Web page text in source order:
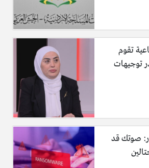
تقوم
توجيهات
صوتك قد